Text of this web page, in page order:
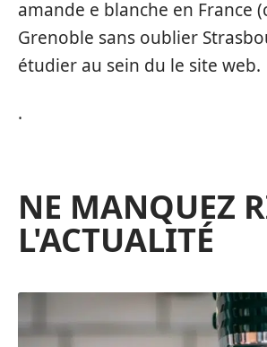
amande e blanche en France
Grenoble sans oublier
étudier au sein du le site web.
.
NE MANQUEZ
L'ACTUALITÉ